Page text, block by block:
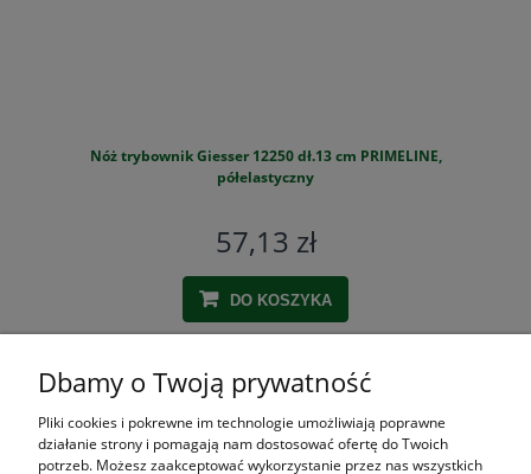
Nóż trybownik Giesser 12250 dł.13 cm PRIMELINE,
półelastyczny
57,13 zł
DO KOSZYKA
ZAKUPY
POMOC
Dbamy o Twoją prywatność
Pliki cookies i pokrewne im technologie umożliwiają poprawne
działanie strony i pomagają nam dostosować ofertę do Twoich
potrzeb. Możesz zaakceptować wykorzystanie przez nas wszystkich